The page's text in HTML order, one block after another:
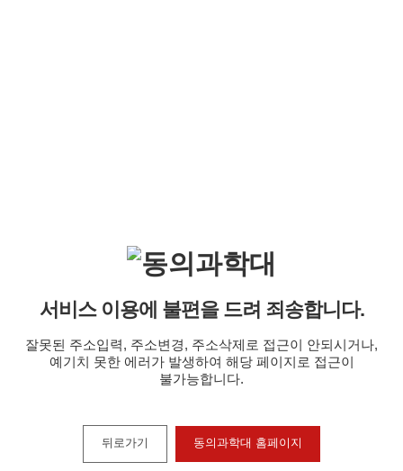
서비스 이용에 불편을 드려 죄송합니다.
잘못된 주소입력, 주소변경, 주소삭제로 접근이 안되시거나,
예기치 못한 에러가 발생하여 해당 페이지로 접근이
불가능합니다.
뒤로가기 동의과학대 홈페이지